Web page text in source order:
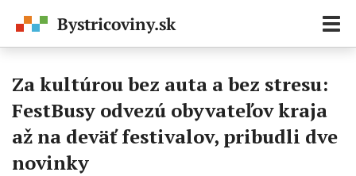
Za kultúrou bez auta a bez stresu:
FestBusy odvezú obyvateľov kraja
až na deväť festivalov, pribudli dve
novinky